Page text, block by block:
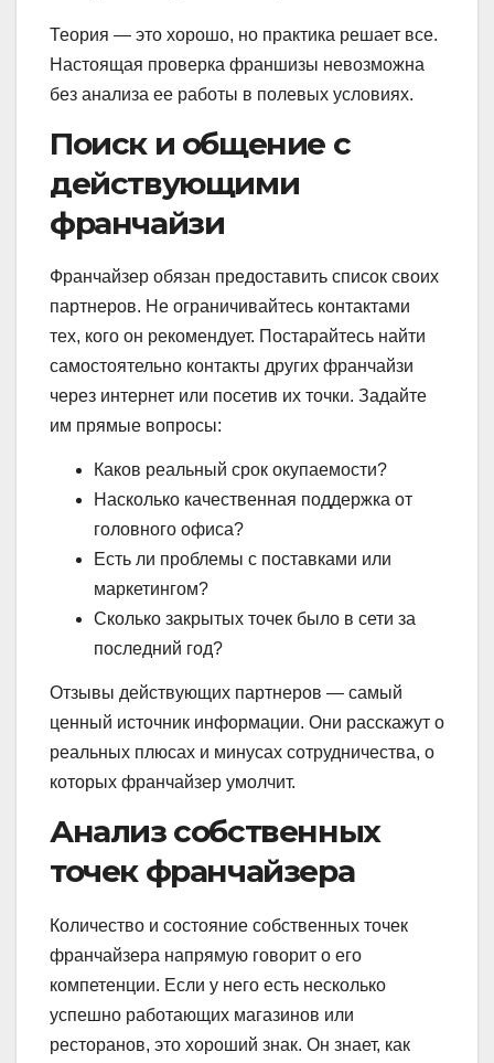
Теория — это хорошо, но практика решает все.
Настоящая проверка франшизы невозможна
без анализа ее работы в полевых условиях.
Поиск и общение с
действующими
франчайзи
Франчайзер обязан предоставить список своих
партнеров. Не ограничивайтесь контактами
тех, кого он рекомендует. Постарайтесь найти
самостоятельно контакты других франчайзи
через интернет или посетив их точки. Задайте
им прямые вопросы:
Каков реальный срок окупаемости?
Насколько качественная поддержка от
головного офиса?
Есть ли проблемы с поставками или
маркетингом?
Сколько закрытых точек было в сети за
последний год?
Отзывы действующих партнеров — самый
ценный источник информации. Они расскажут о
реальных плюсах и минусах сотрудничества, о
которых франчайзер умолчит.
Анализ собственных
точек франчайзера
Количество и состояние собственных точек
франчайзера напрямую говорит о его
компетенции. Если у него есть несколько
успешно работающих магазинов или
ресторанов, это хороший знак. Он знает, как